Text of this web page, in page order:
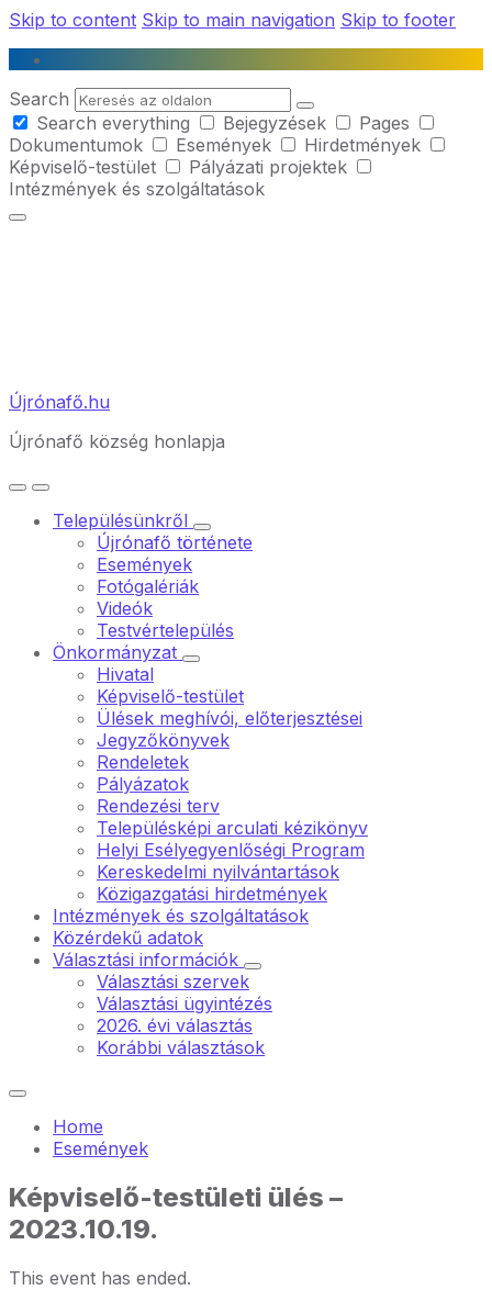
Skip to content Skip to main navigation Skip to footer
Search
Search everything
Bejegyzések
Pages
Dokumentumok
Események
Hirdetmények
Képviselő-testület
Pályázati projektek
Intézmények és szolgáltatások
Újrónafő.hu
Újrónafő község honlapja
Településünkről
Újrónafő története
Események
Fotógalériák
Videók
Testvértelepülés
Önkormányzat
Hivatal
Képviselő-testület
Ülések meghívói, előterjesztései
Jegyzőkönyvek
Rendeletek
Pályázatok
Rendezési terv
Településképi arculati kézikönyv
Helyi Esélyegyenlőségi Program
Kereskedelmi nyilvántartások
Közigazgatási hirdetmények
Intézmények és szolgáltatások
Közérdekű adatok
Választási információk
Választási szervek
Választási ügyintézés
2026. évi választás
Korábbi választások
Home
Események
Képviselő-testületi ülés –
2023.10.19.
This event has ended.